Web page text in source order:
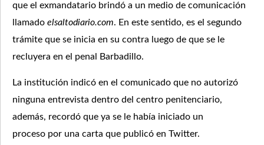
que el exmandatario brindó a un medio de comunicación
llamado elsaltodiario.com. En este sentido, es el segundo
trámite que se inicia en su contra luego de que se le
recluyera en el penal Barbadillo.
La institución indicó en el comunicado que no autorizó
ninguna entrevista dentro del centro penitenciario,
además, recordó que ya se le había iniciado un
proceso por una carta que publicó en Twitter.